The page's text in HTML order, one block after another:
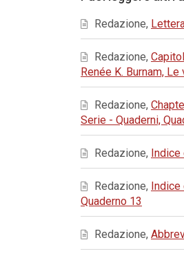
Redazione,
Redazione,
Renée K. Burnam,
Redazione,
Serie - Quaderni,
Redazione, Indice
Redazione, Indice
Quaderno 13
Redazione,